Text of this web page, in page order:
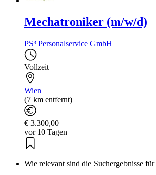
Mechatroniker (m/w/d)
PS³ Personalservice GmbH
Vollzeit
Wien
(7 km entfernt)
€ 3.300,00
vor 10 Tagen
Wie relevant sind die Suchergebnisse